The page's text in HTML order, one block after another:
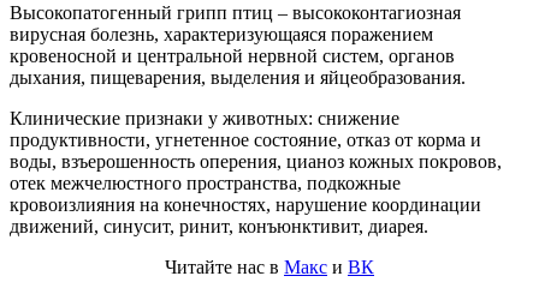
Высокопатогенный грипп птиц – высококонтагиозная
вирусная болезнь, характеризующаяся поражением
кровеносной и центральной нервной систем, органов
дыхания, пищеварения, выделения и яйцеобразования.
Клинические признаки у животных: снижение
продуктивности, угнетенное состояние, отказ от корма и
воды, взъерошенность оперения, цианоз кожных покровов,
отек межчелюстного пространства, подкожные
кровоизлияния на конечностях, нарушение координации
движений, синусит, ринит, конъюнктивит, диарея.
Читайте нас в Макс и ВК